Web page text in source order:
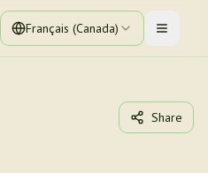
Français (Canada) Toggle
Share